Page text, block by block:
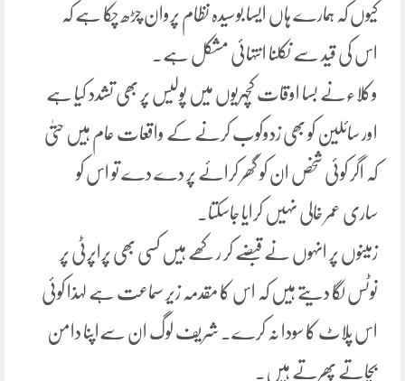
کیوں کہ ہمارے ہاں ایسا بوسیدہ نظام پروان چڑھ چکا ہے کہ
اس کی قید سے نکلنا انتہائی مشکل ہے۔
وکلاءنے بسا اوقات کچہریوں میں پولیس پر بھی تشدد کیا ہے
اور سائلین کو بھی زدوکوب کرنے کے واقعات عام ہیں حتیٰ
کہ اگر کوئی شخص ان کو گھر کرائے پر دے دے تو اس کو
ساری عمر خالی نہیں کرایا جاسکتا۔
زمینوں پر انہوں نے قبضے کر رکھے ہیں کسی بھی پراپرٹی پر
نوٹس لگا دیتے ہیں کہ اس کا مقدمہ زیر سماعت ہے لہذا کوئی
اس پلاٹ کا سودا نہ کرے۔ شریف لوگ ان سےاپنا دامن
بچاتے پھرتے ہیں۔